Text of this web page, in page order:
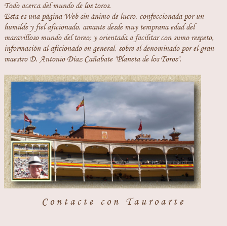
Todo acerca del mundo de los toros.
Esta es una página Web sin ánimo de lucro, confeccionada por un
humilde y fiel aficionado, amante desde muy temprana edad del
maravilloso mundo del toreo; y orientada a facilitar con sumo respeto,
información al aficionado en general, sobre el denominado por el gran
maestro D. Antonio Díaz Cañabate "Planeta de los Toros".
Contacte con Tauroarte